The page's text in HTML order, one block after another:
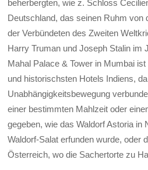
beherbergten, wie z. Schloss
Deutschland, das seinen Ruhm von
der Verbündeten des Zweiten
Harry Truman und Joseph Stalin im
Mahal Palace & Tower in Mumbai
und historischsten Hotels Indiens,
Unabhängigkeitsbewegung
einer bestimmten Mahlzeit oder
gegeben, wie das Waldorf Astoria in
Waldorf-Salat erfunden wurde, oder
Österreich, wo die Sachertorte zu